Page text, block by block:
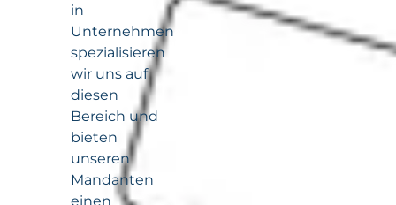
in
Unternehmen
spezialisieren
wir uns auf
diesen
Bereich und
bieten
unseren
Mandanten
einen